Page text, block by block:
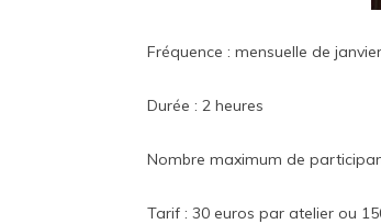
Fréquence : mensuelle de
Durée : 2 heures
Nombre maximum de
Tarif : 30 euros par atelier ou